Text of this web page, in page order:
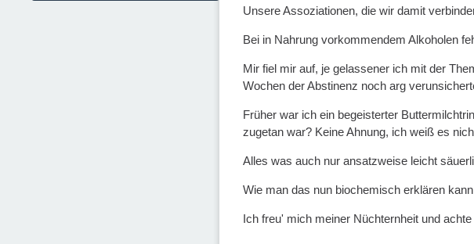
Unsere Assoziationen, die wir damit
Bei in Nahrung vorkommendem Alkoholen
Mir fiel mir auf, je gelassener ich mit der
Wochen der Abstinenz noch arg
Früher war ich ein begeisterter
zugetan war? Keine Ahnung, ich weiß es
Alles was auch nur ansatzweise leicht
Wie man das nun biochemisch erklären
Ich freu' mich meiner Nüchternheit und